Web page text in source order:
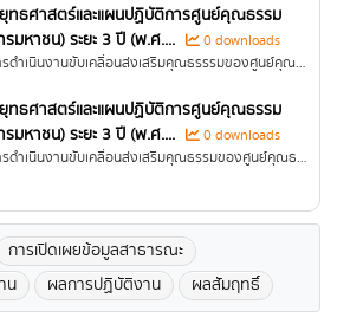
ทธศาสตร์และแผนปฏิบัติการศูนย์คุณธรรม
มหาชน) ระยะ 3 ปี (พ.ศ....
0 downloads
เพื่อให้การดำเนินงานขับเคลื่อนส่งเสริมคุณธรรรมของศูนย์คุณธรรมเป็นไปอย่างมีเป้าหมายและทิศทางคณะกรรมการศูนย์คุณธรรม...
ทธศาสตร์และแผนปฏิบัติการศูนย์คุณธรรม
มหาชน) ระยะ 3 ปี (พ.ศ....
0 downloads
เพื่อให้การดำเนินงานขับเคลื่อนส่งเสริมคุณธรรมของศูนย์คุณธรรมเป็นไปอย่างมีเป้าหมายและทิศทางคณะกรรมการศูนย์คุณธรรม จึงมีมติเห็นชอบให้มีการจัดทำแผนยุทธศาสตร์และการพัฒนาบุคลากรของศูนย์คุณธรรม...
การเปิดเผยข้อมูลสาธารณะ
น
ผลการปฏิบัติงาน ผลสัมฤทธิ์